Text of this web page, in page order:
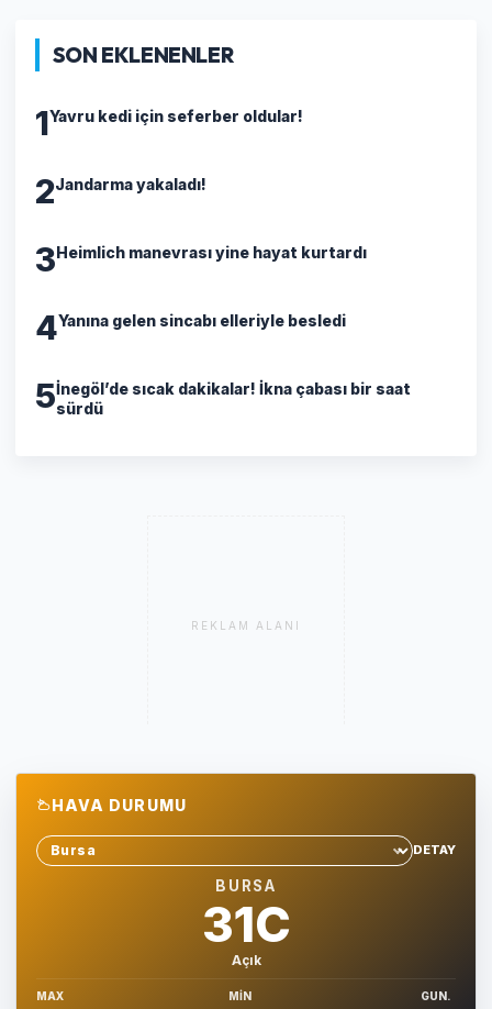
SON EKLENENLER
1Yavru kedi için seferber oldular!
2Jandarma yakaladı!
3 Heimlich manevrası yine hayat kurtardı
4Yanına gelen sincabı elleriyle besledi
5İnegöl’de sıcak dakikalar! İkna çabası bir saat
sürdü
REKLAM ALANI
HAVA DURUMU
Sehir sec
DETAY
BURSA
31C
Açık
MAX MIN GUN.